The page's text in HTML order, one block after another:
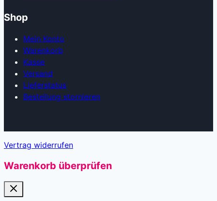
Shop
Mein Konto
Warenkorb
Kasse
Versand
Lieferstatus
Bestellung stornieren
Vertrag widerrufen
Warenkorb überprüfen